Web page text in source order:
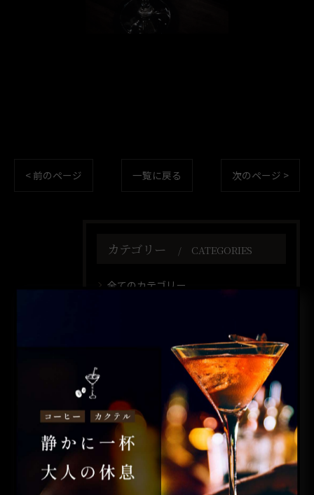
< 前のページ 一覧に戻る 次のページ >
カテゴリー CATEGORIES
全てのカテゴリー
一人飲み
最近の投稿 RECENT POSTS